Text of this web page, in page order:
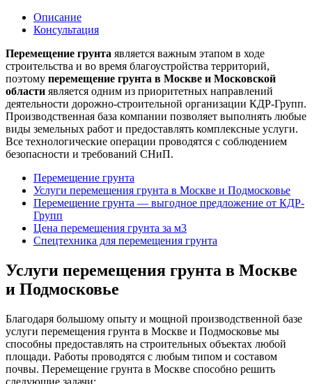
Описание
Консультация
Перемещение грунта является важным этапом в ходе
строительства и во время благоустройства территорий,
поэтому перемещение грунта в Москве и Московской
области является одним из приоритетных направлений
деятельности дорожно-строительной организации КДР-Групп.
Производственная база компании позволяет выполнять любые
виды земельных работ и предоставлять комплексные услуги.
Все технологические операции проводятся с соблюдением
безопасности и требований СНиП.
Перемещение грунта
Услуги перемещения грунта в Москве и Подмосковье
Перемещение грунта — выгодное предложение от КДР-
Групп
Цена перемещения грунта за м3
Спецтехника для перемещения грунта
Услуги перемещения грунта в Москве
и Подмосковье
Благодаря большому опыту и мощной производственной базе
услуги перемещения грунта в Москве и Подмосковье мы
способны предоставлять на строительных объектах любой
площади. Работы проводятся с любым типом и составом
почвы. Перемещение грунта в Москве способно решить
следующие задачи: